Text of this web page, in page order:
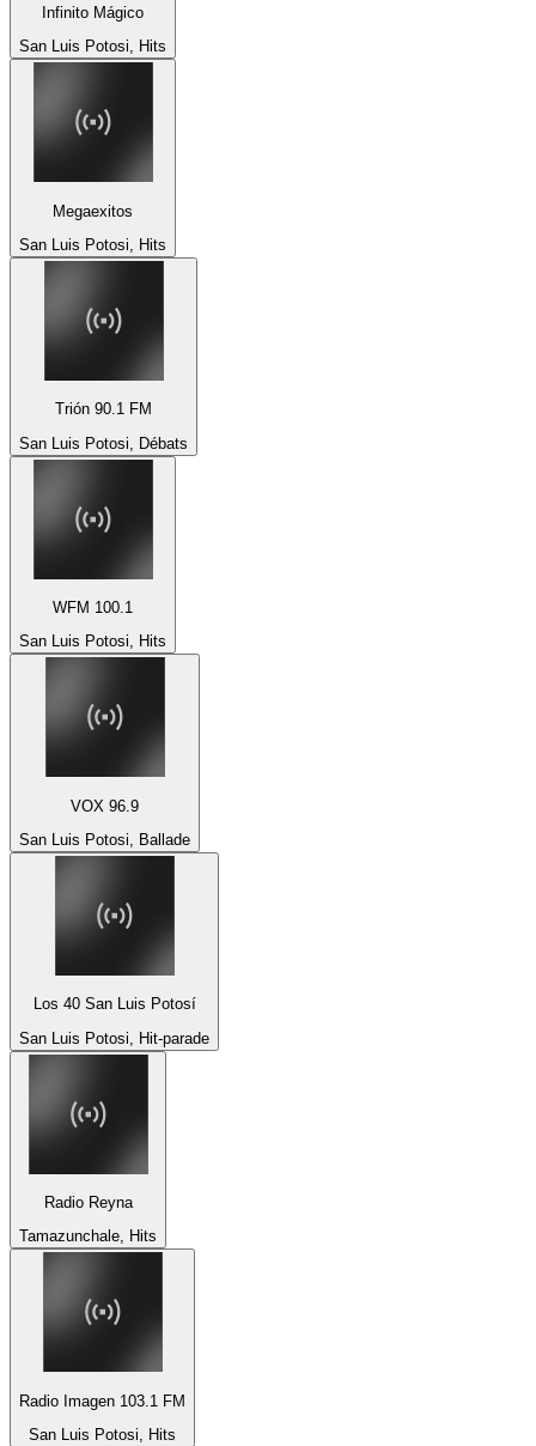
Infinito Mágico
San Luis Potosi, Hits
Megaexitos
San Luis Potosi, Hits
Trión 90.1 FM
San Luis Potosi, Débats
WFM 100.1
San Luis Potosi, Hits
VOX 96.9
San Luis Potosi, Ballade
Los 40 San Luis Potosí
San Luis Potosi, Hit-parade
Radio Reyna
Tamazunchale, Hits
Radio Imagen 103.1 FM
San Luis Potosi, Hits